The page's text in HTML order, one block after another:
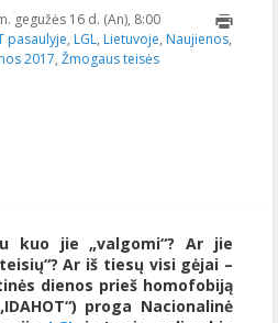
gegužės 16 d. (An), 8:00
10T14:20:23+00:00
pasaulyje, LGL, Lietuvoje, Naujienos,
2017, Žmogaus teisės
kuo jie „valgomi“? Ar jie
Ar iš tiesų visi gėjai –
dienos prieš homofobiją
proga Nacionalinė